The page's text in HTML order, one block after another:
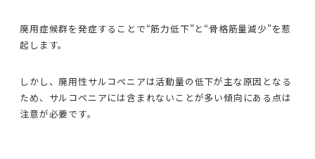
廃用症候群を発症することで“筋力低下”と“骨格筋量減少”を惹
起します。
しかし、廃用性サルコペニアは活動量の低下が主な原因となる
ため、サルコペニアには含まれないことが多い傾向にある点は
注意が必要です。